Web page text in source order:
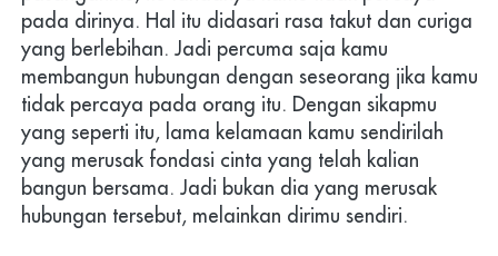
pada dirinya. Hal itu didasari rasa takut dan curiga
yang berlebihan. Jadi percuma saja kamu
membangun hubungan dengan seseorang jika kamu
tidak percaya pada orang itu. Dengan sikapmu
yang seperti itu, lama kelamaan kamu sendirilah
yang merusak fondasi cinta yang telah kalian
bangun bersama. Jadi bukan dia yang merusak
hubungan tersebut, melainkan dirimu sendiri.